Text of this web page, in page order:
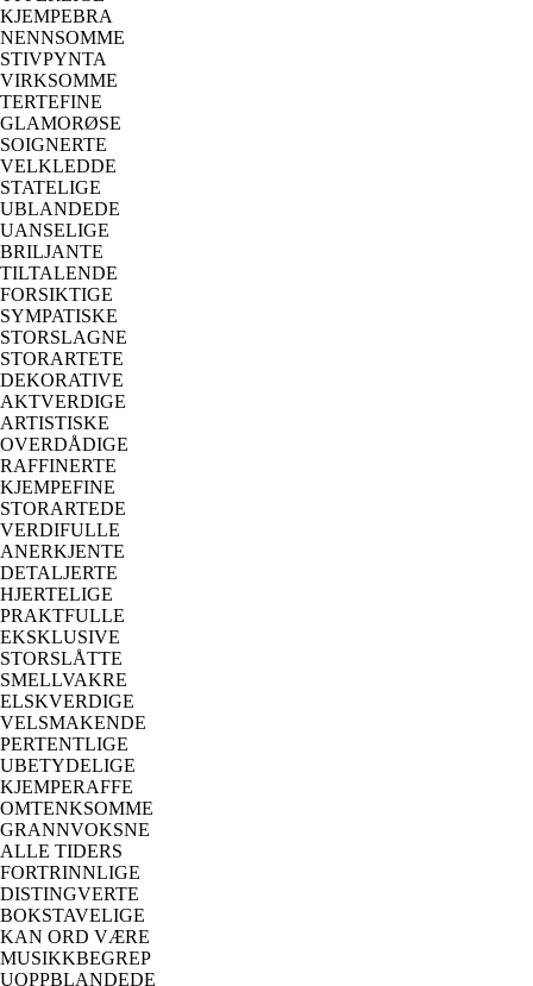
KJEMPEBRA
NENNSOMME
STIVPYNTA
VIRKSOMME
TERTEFINE
GLAMORØSE
SOIGNERTE
VELKLEDDE
STATELIGE
UBLANDEDE
UANSELIGE
BRILJANTE
TILTALENDE
FORSIKTIGE
SYMPATISKE
STORSLAGNE
STORARTETE
DEKORATIVE
AKTVERDIGE
ARTISTISKE
OVERDÅDIGE
RAFFINERTE
KJEMPEFINE
STORARTEDE
VERDIFULLE
ANERKJENTE
DETALJERTE
HJERTELIGE
PRAKTFULLE
EKSKLUSIVE
STORSLÅTTE
SMELLVAKRE
ELSKVERDIGE
VELSMAKENDE
PERTENTLIGE
UBETYDELIGE
KJEMPERAFFE
OMTENKSOMME
GRANNVOKSNE
ALLE TIDERS
FORTRINNLIGE
DISTINGVERTE
BOKSTAVELIGE
KAN ORD VÆRE
MUSIKKBEGREP
UOPPBLANDEDE